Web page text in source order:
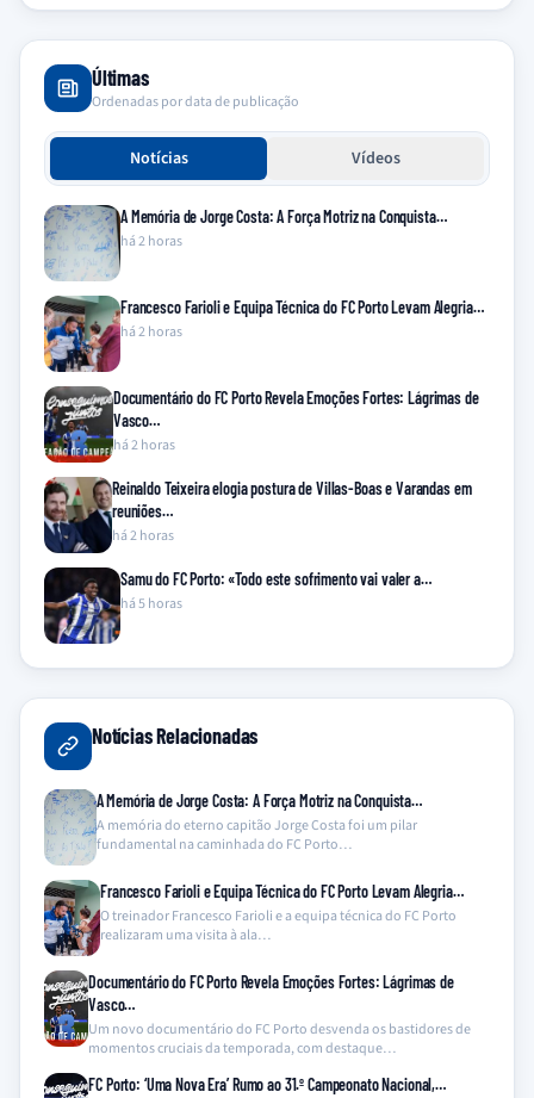
Últimas
Ordenadas por data de publicação
Notícias Vídeos
A Memória de Jorge Costa: A Força Motriz na Conquista…
há 2 horas
Francesco Farioli e Equipa Técnica do FC Porto Levam Alegria…
há 2 horas
Documentário do FC Porto Revela Emoções Fortes: Lágrimas de
Vasco…
há 2 horas
Reinaldo Teixeira elogia postura de Villas-Boas e Varandas em
reuniões…
há 2 horas
Samu do FC Porto: «Todo este sofrimento vai valer a…
há 5 horas
Notícias Relacionadas
A Memória de Jorge Costa: A Força Motriz na Conquista…
A memória do eterno capitão Jorge Costa foi um pilar
fundamental na caminhada do FC Porto…
Francesco Farioli e Equipa Técnica do FC Porto Levam Alegria…
O treinador Francesco Farioli e a equipa técnica do FC Porto
realizaram uma visita à ala…
Documentário do FC Porto Revela Emoções Fortes: Lágrimas de
Vasco…
Um novo documentário do FC Porto desvenda os bastidores de
momentos cruciais da temporada, com destaque…
FC Porto: ‘Uma Nova Era’ Rumo ao 31.º Campeonato Nacional,…